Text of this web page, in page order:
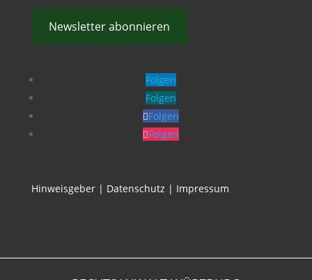
Newsletter abonnieren
Folgen
Folgen
Folgen
Folgen
Hinweisgeber| Datenschutz | Impressum